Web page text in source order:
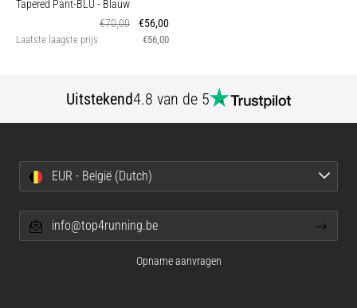
Tapered Pant-BLU - Blauw
€70,00
€56,00
Laatste laagste prijs €56,00
Uitstekend4.8 van de 5
EUR - België (Dutch)
info@top4running.be
Opname aanvragen